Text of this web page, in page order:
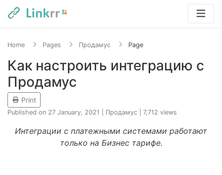
Home Pages Продамус Page
Как настроить интеграцию с
Продамус
Print
Published on 27 January, 2021 Продамус 7,712 views
Интеграции с платежными системами работают
только на Бизнес тарифе.